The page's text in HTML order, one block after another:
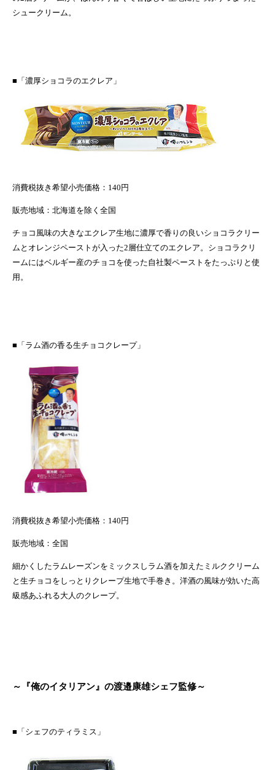
シュークリーム。
■「濃厚ショコラのエクレア」
消費税抜き希望小売価格 ： 140円
販売地域：北海道を除く全国
チョコ風味の大きなエクレア生地に濃厚で香りの良いショコラクリー
ムとオレンジペーストが入った2 層仕立てのエクレア。ショコラクリ
ームにはベルギー産のチョコを使った自社製ペーストをたっぷりと使
用。
■「ラム酒の香る生チョコクレープ」
消費税抜き希望小売価格 ： 140 円
販売地域：全国
細かくしたラムレーズンをミックスしラム酒を加えたミルククリーム
と生チョコをしっとりクレープ生地で手巻き。洋酒の風味が効いた高
級感あふれる大人のクレープ。
～『俺のイタリアン』の渡邉康雄シェフ監修～
■「シェフのティラミス」